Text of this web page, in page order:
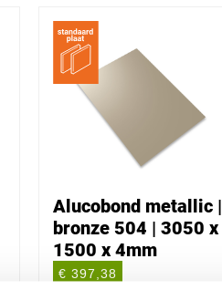
Alucobond metallic |
bronze 504 | 3050 x
1500 x 4mm
€ 397,38